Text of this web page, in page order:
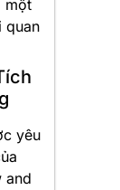
một
quan
yêu
and